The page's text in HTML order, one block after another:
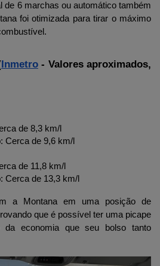
de 6 marchas ou automático também
foi otimizada para tirar o máximo
Inmetro - Valores aproximados,
de 8,3 km/l
Cerca de 9,6 km/l
de 11,8 km/l
Cerca de 13,3 km/l
a Montana em uma posição de
que é possível ter uma picape
da economia que seu bolso tanto